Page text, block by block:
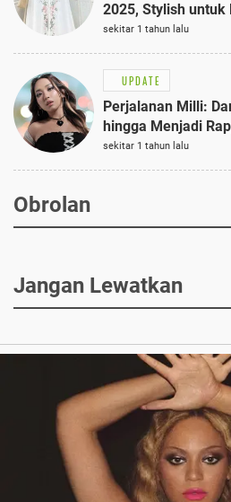
2025, Stylish untuk
Semi-Formal
sekitar 1 tahun lalu
UPDATE
Perjalanan Milli:
hingga Menjadi
sekitar 1 tahun lalu
Obrolan
Jangan Lewatkan